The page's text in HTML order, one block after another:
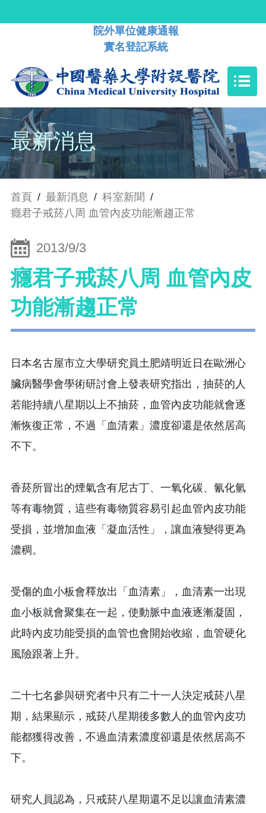
院外單位健康通報
實名登記系統
最新消息
首頁 / 最新消息 / 科室新聞 /
癮君子戒菸八周 血管內皮功能漸趨正常
2013/9/3
癮君子戒菸八周 血管內皮
功能漸趨正常
日本名古屋市立大學研究員土肥靖明近日在歐洲心
臟病醫學會學術研討會上發表研究指出，抽菸的人
若能持續八星期以上不抽菸，血管內皮功能就會逐
漸恢復正常，不過「血清素」濃度卻還是依然居高
不下。
香菸所冒出的煙氣含有尼古丁、一氧化碳、氰化氫
等有毒物質，這些有毒物質容易引起血管內皮功能
受損，並增加血液「凝血活性」，讓血液變得更為
濃稠。
受傷的血小板會釋放出「血清素」，血清素一出現
血小板就會聚集在一起，使動脈中血液逐漸凝固，
此時內皮功能受損的血管也會開始收縮，血管硬化
風險跟著上升。
二十七名參與研究者中只有二十一人決定戒菸八星
期，結果顯示，戒菸八星期後多數人的血管內皮功
能都獲得改善，不過血清素濃度卻還是依然居高不
下。
研究人員認為，只戒菸八星期還不足以讓血清素濃